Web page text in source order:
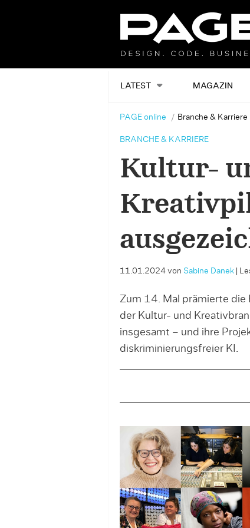
LATEST MAGAZIN
PAGE online Branche & Karriere
BRANCHE & KARRIERE
Kultur-
11.01.2024 von Sabine Danek|
Zum 14. Mal prämierte
der Kultur- und
insgesamt – und ihre
diskriminierungsfreier KI.